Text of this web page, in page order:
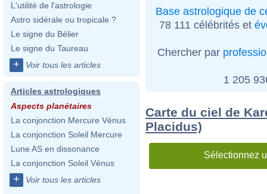
L'utilité de l'astrologie
Astro sidérale ou tropicale ?
Le signe du Bélier
Le signe du Taureau
+ Voir tous les articles
Articles astrologiques
Aspects planétaires
La conjonction Mercure Vénus
La conjonction Soleil Mercure
Lune AS en dissonance
La conjonction Soleil Vénus
+ Voir tous les articles
Base astrologique de
78 111 célébrités et
Chercher par
1 205
Carte du ciel de
Placidus)
Sélectionnez